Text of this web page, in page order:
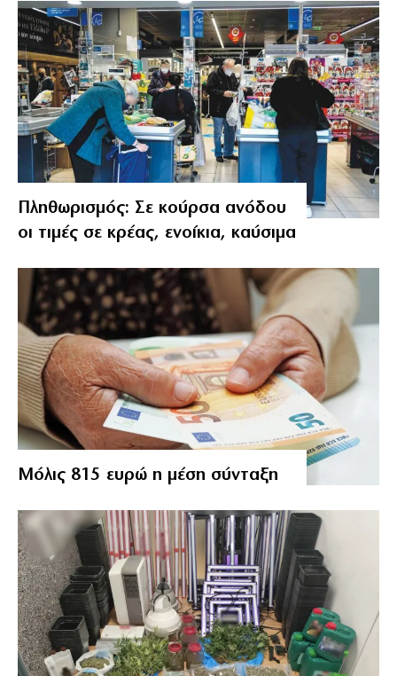
Πληθωρισμός: Σε κούρσα ανόδου
οι τιμές σε κρέας, ενοίκια, καύσιμα
Μόλις 815 ευρώ η μέση σύνταξη